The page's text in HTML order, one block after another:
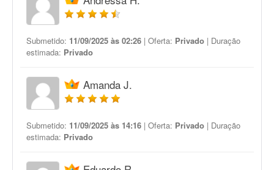
Submetido: 11/09/2025 às 02:26 | Oferta: Privado | Duração
estimada: Privado
Amanda J.
Submetido: 11/09/2025 às 14:16 | Oferta: Privado | Duração
estimada: Privado